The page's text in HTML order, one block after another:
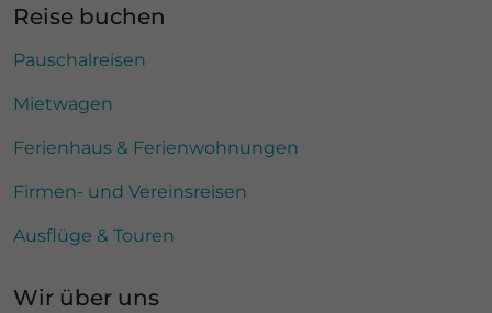
Reise buchen
Pauschalreisen
Mietwagen
Ferienhaus & Ferienwohnungen
Firmen- und Vereinsreisen
Ausflüge & Touren
Wir über uns